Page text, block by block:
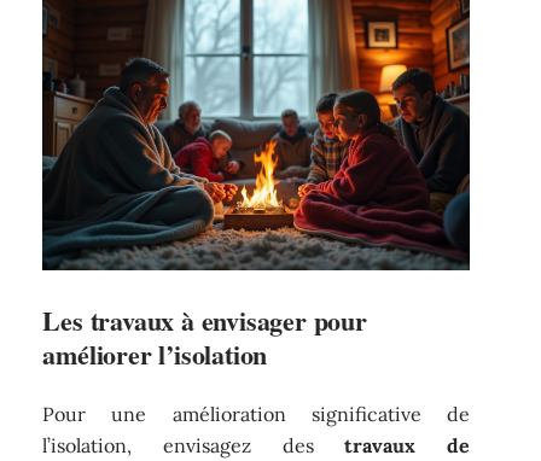
Les travaux à envisager pour
améliorer l’isolation
Pour une amélioration significative de
l’isolation, envisagez destravaux de